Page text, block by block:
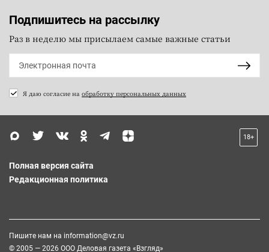
Подпишитесь на рассылку
Раз в неделю мы присылаем самые важные статьи
Я даю согласие на обработку персональных данных
18+
Полная версия сайта
Редакционная политика
Пишите нам на information@vz.ru
© 2005 — 2026 ООО Деловая газета «Взгляд»